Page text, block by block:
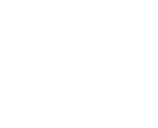
sử dụng, dịch vụ
phút từ khi cài
điểm lớn khác của
sản phẩm; dịch
cấp.